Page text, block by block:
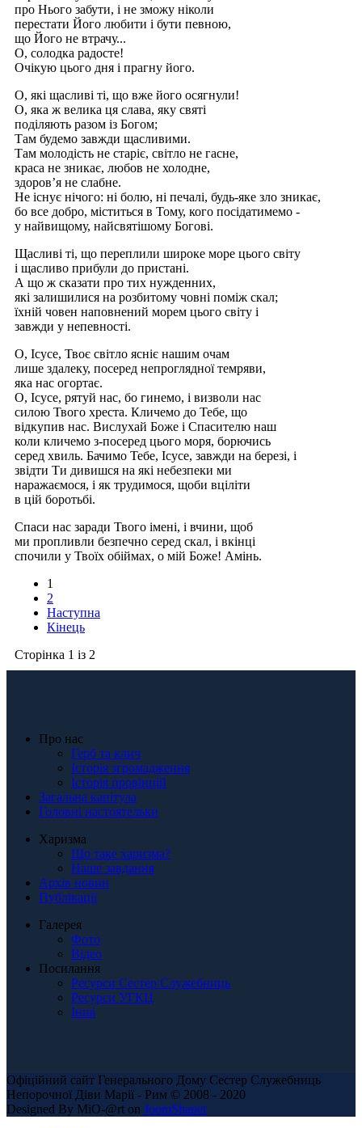
про Нього забути, і не зможу ніколи
перестати Його любити і бути певною,
що Його не втрачу...
О, солодка радосте!
Очікую цього дня і прагну його.
О, які щасливі ті, що вже його осягнули!
О, яка ж велика ця слава, яку святі
поділяють разом із Богом;
Там будемо завжди щасливими.
Там молодість не старіє, світло не гасне,
краса не зникає, любов не холодне,
здоров’я не слабне.
Не існує нічого: ні болю, ні печалі, будь-яке зло зникає,
бо все добро, міститься в Тому, кого посідатимемо -
у найвищому, найсвятішому Богові.
Щасливі ті, що переплили широке море цього світу
і щасливо прибули до пристані.
А що ж сказати про тих нужденних,
які залишилися на розбитому човні поміж скал;
їхній човен наповнений морем цього світу і
завжди у непевності.
О, Ісусе, Твоє світло ясніє нашим очам
лише здалеку, посеред непроглядної темряви,
яка нас огортає.
О, Ісусе, рятуй нас, бо гинемо, і визволи нас
силою Твого хреста. Кличемо до Тебе, що
відкупив нас. Вислухай Боже і Спасителю наш
коли кличемо з-посеред цього моря, борючись
серед хвиль. Бачимо Тебе, Ісусе, завжди на березі, і
звідти Ти дивишся на які небезпеки ми
наражаємося, і як трудимося, щоби вціліти
в цій боротьбі.
Спаси нас заради Твого імені, і вчини, щоб
ми пропливли безпечно серед скал, і вкінці
спочили у Твоїх обіймах, о мій Боже! Амінь.
1
2
Наступна
Кінець
Сторінка 1 із 2
Про нас
Герб та клич
Історія згромадження
Історія провінцій
Загальна капітула
Головні настоятельки
Харизма
Що таке харизма?
Наше завдання
Архів новин
Публікації
Галерея
Фото
Відео
Посилання
Ресурси Сестер Служебниць
Ресурси УГКЦ
Інші
Офіційний сайт Генерального Дому Сестер Служебниць
Непорочної Діви Марії - Рим © 2008 - 2020
Designed By MiO-@rt on JoomShaper